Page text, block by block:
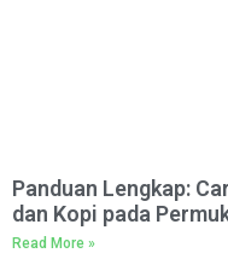
Panduan Lengkap:
dan Kopi pada
Read More »